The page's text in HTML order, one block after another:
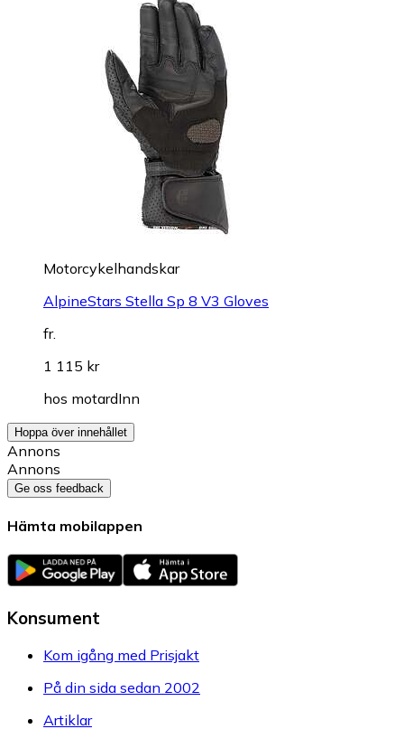
Motorcykelhandskar
AlpineStars Stella Sp 8 V3 Gloves
fr.
1 115 kr
hos motardInn
Hoppa över innehållet
Annons
Annons
Ge oss feedback
Hämta mobilappen
Konsument
Kom igång med Prisjakt
På din sida sedan 2002
Artiklar